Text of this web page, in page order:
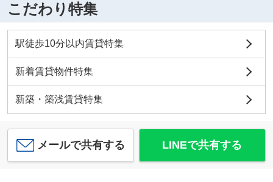
こだわり特集
駅徒歩10分以内賃貸特集
新着賃貸物件特集
新築・築浅賃貸特集
メールで共有する LINEで共有する